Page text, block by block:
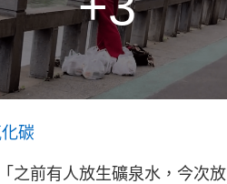
碳
之前有人放生礦泉水，今次放